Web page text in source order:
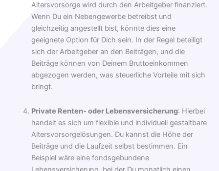
Altersvorsorge wird durch den Arbeitgeber finanziert.
Wenn Du ein Nebengewerbe betreibst und
gleichzeitig angestellt bist, könnte dies eine
geeignete Option für Dich sein. In der Regel beteiligt
sich der Arbeitgeber an den Beiträgen, und die
Beiträge können von Deinem Bruttoeinkommen
abgezogen werden, was steuerliche Vorteile mit sich
bringt.
Private Renten- oder Lebensversicherung: Hierbei
handelt es sich um flexible und individuell gestaltbare
Altersvorsorgelösungen. Du kannst die Höhe der
Beiträge und die Laufzeit selbst bestimmen. Ein
Beispiel wäre eine fondsgebundene